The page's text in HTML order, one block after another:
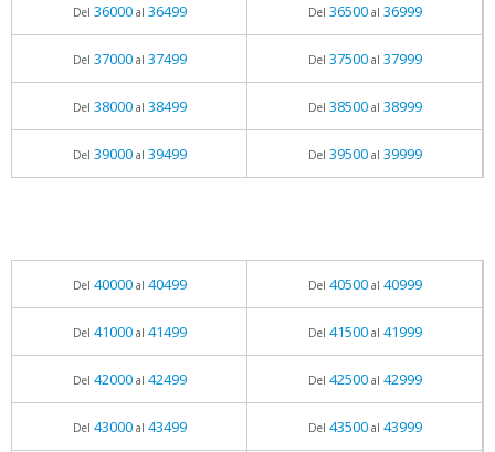
Del 36000al 36499 Del 36500al 36999
Del 37000al 37499 Del 37500al 37999
Del 38000al 38499 Del 38500al 38999
Del 39000al 39499 Del 39500al 39999
Del 40000al 40499 Del 40500al 40999
Del 41000al 41499 Del 41500al 41999
Del 42000al 42499 Del 42500al 42999
Del 43000al 43499 Del 43500al 43999